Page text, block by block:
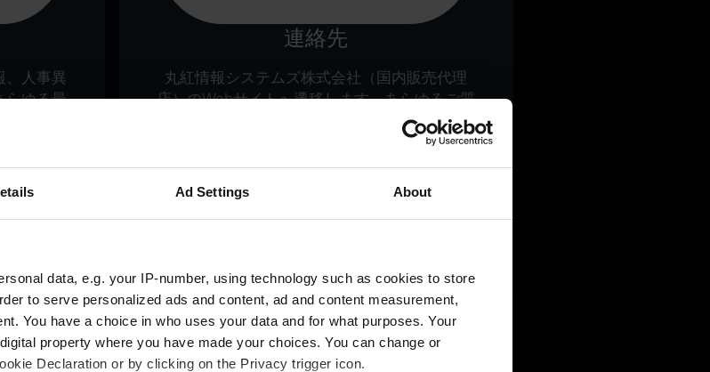
Ad Settings About
data, e.g. your IP-number, using technology such as cookies to store
to serve personalized ads and content, ad and content measurement,
You have a choice in who uses your data and for what purposes. Your
property where you have made your choices. You can change or
Declaration or by clicking on the Privacy trigger icon.
、人事異
らゆる最
連絡先
丸紅情報システムズ株式会社（国内販売代理
店）のWebサイトへ遷移します。あらゆるご質
問に的確にお答えいたします。国内販売代理店
にて、いつでもサポートいたします。Tebisの
製品や最新情報について、コンサルティングや
インプリメンテーションサービスに関する詳細
連絡先